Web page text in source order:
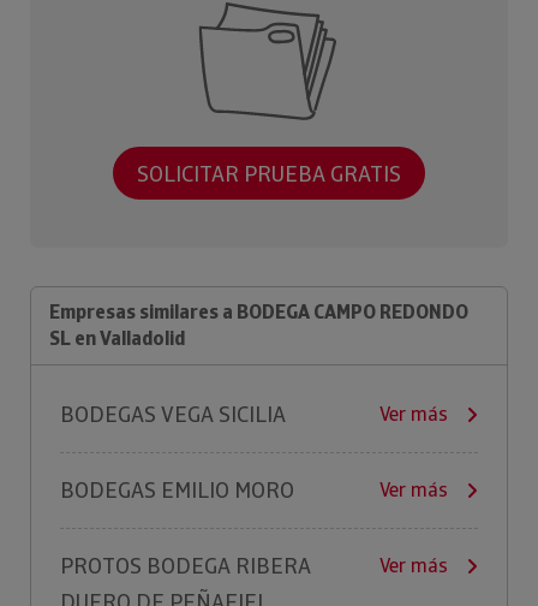
SOLICITAR PRUEBA GRATIS
Empresas similares a BODEGA CAMPO REDONDO
SL en Valladolid
BODEGAS VEGA SICILIA Ver más
BODEGAS EMILIO MORO Ver más
PROTOS BODEGA RIBERA
Ver más